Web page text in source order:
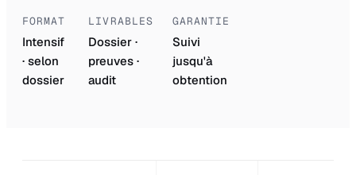
FORMAT
Intensif
· selon
dossier
LIVRABLES
Dossier ·
preuves ·
audit
GARANTIE
Suivi
jusqu'à
obtention